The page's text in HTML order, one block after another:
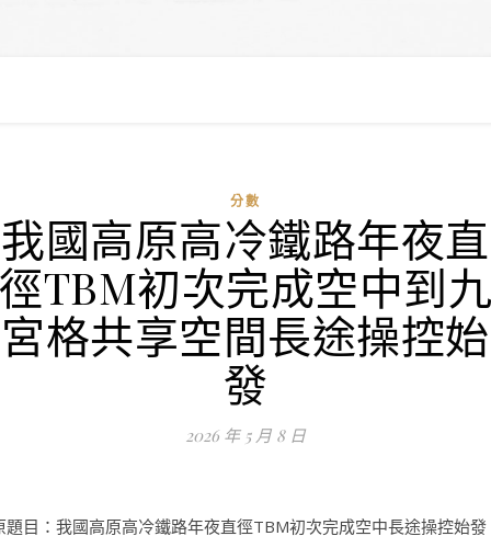
分數
我國高原高冷鐵路年夜直
徑TBM初次完成空中到九
宮格共享空間長途操控始
發
2026 年 5 月 8 日
題目：我國高原高冷鐵路年夜直徑TBM初次完成空中長途操控始發